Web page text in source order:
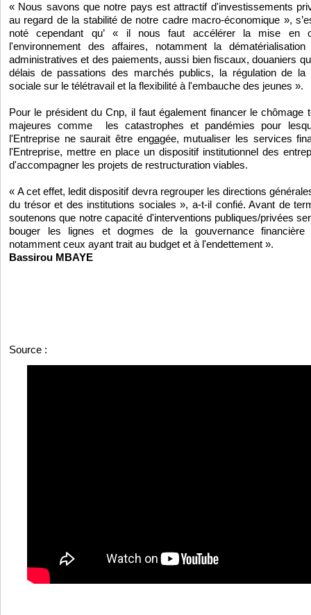
« Nous savons que notre pays est attractif d'investissements
au regard de la stabilité de notre cadre macro-économique »,
noté cependant qu’ « il nous faut accélérer la mise en
l'environnement des affaires, notamment la
administratives et des paiements, aussi bien fiscaux, douaniers
délais de passations des marchés publics, la régulation de la
sociale sur le télétravail et la flexibilité à l'embauche des jeunes
Pour le président du Cnp, il faut également financer le chômage
majeures comme les catastrophes et pandémies pour
l'Entreprise ne saurait être engagée, mutualiser les services
l'Entreprise, mettre en place un dispositif institutionnel des
d'accompagner les projets de restructuration viables.
« A cet effet, ledit dispositif devra regrouper les directions
du trésor et des institutions sociales », a-t-il confié. Avant de
soutenons que notre capacité d'interventions publiques/privées
bouger les lignes et dogmes de la gouvernance financière
notamment ceux ayant trait au budget et à l'endettement ».
Bassirou MBAYE
Source :